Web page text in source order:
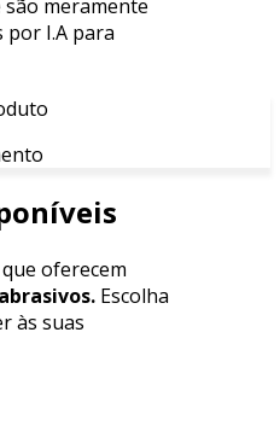
meramente
I.A para
oferecem
Escolha
às suas